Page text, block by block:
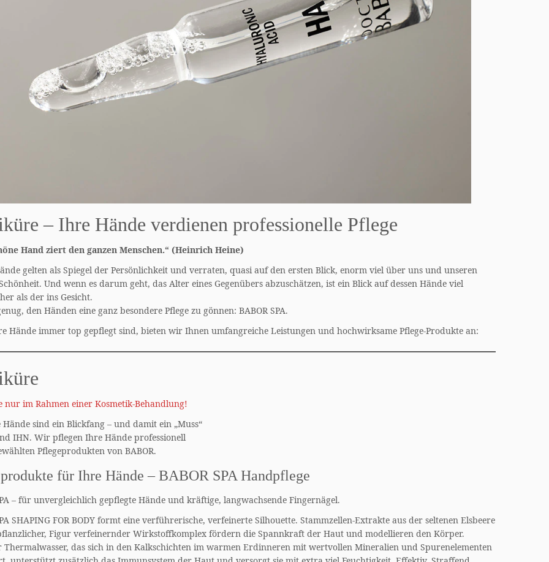
– Ihre Hände verdienen professionelle Pflege
Hand ziert den ganzen Menschen.“ (Heinrich Heine)
gelten als Spiegel der Persönlichkeit und verraten, quasi auf den ersten Blick, enorm viel über uns und unseren
Und wenn es darum geht, das Alter eines Gegenübers abzuschätzen, ist ein Blick auf dessen Hände viel
als der ins Gesicht.
den Händen eine ganz besondere Pflege zu gönnen: BABOR SPA.
Hände immer top gepflegt sind, bieten wir Ihnen umfangreiche Leistungen und hochwirksame Pflege-Produkte an:
nur im Rahmen einer Kosmetik-Behandlung!
Hände sind ein Blickfang – und damit ein „Muss“
IHN. Wir pflegen Ihre Hände professionell
Pflegeprodukten von BABOR.
für Ihre Hände – BABOR SPA Handpflege
– für unvergleichlich gepflegte Hände und kräftige, langwachsende Fingernägel.
SHAPING FOR BODY formt eine verführerische, verfeinerte Silhouette. Stammzellen-Extrakte aus der seltenen Elsbeere
Figur verfeinernder Wirkstoffkomplex fördern die Spannkraft der Haut und modellieren den Körper.
Thermalwasser, das sich in den Kalkschichten im warmen Erdinneren mit wertvollen Mineralien und Spurenelementen